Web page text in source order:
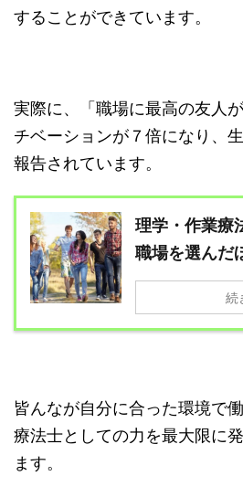
することができています。
実際に、「職場に最高の友人
チベーションが７倍になり、
報告されています。
理学・作業療
職場を選んだ
続
皆んなが自分に合った環境で
療法士としての力を最大限に
ます。